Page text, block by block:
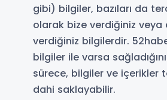
gibi) bilgiler, bazıları da
olarak bize verdiğiniz veya
verdiğiniz bilgilerdir.
bilgiler ile varsa
sürece, bilgiler ve içerikler
dahi saklayabilir.